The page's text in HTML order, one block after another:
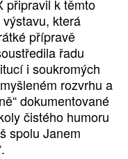
připravil k těmto
která
přípravě
řadu
i soukromých
rozvrhu a
dokumentované
čistého humoru
spolu Janem